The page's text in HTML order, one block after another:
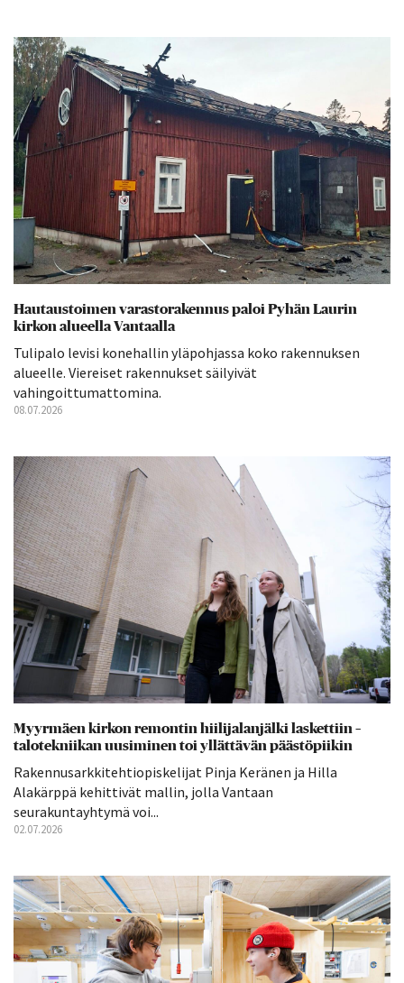
Hautaustoimen varastorakennus paloi Pyhän Laurin
kirkon alueella Vantaalla
Tulipalo levisi konehallin yläpohjassa koko rakennuksen
alueelle. Viereiset rakennukset säilyivät
vahingoittumattomina.
08.07.2026
Myyrmäen kirkon remontin hiilijalanjälki laskettiin –
talotekniikan uusiminen toi yllättävän päästöpiikin
Rakennusarkkitehtiopiskelijat Pinja Keränen ja Hilla
Alakärppä kehittivät mallin, jolla Vantaan
seurakuntayhtymä voi...
02.07.2026